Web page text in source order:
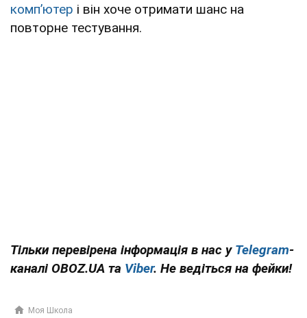
комп’ютер і він хоче отримати шанс на
повторне тестування.
Тільки перевірена інформація в нас у Telegram-
каналі OBOZ.UA та Viber. Не ведіться на фейки!
Моя Школа